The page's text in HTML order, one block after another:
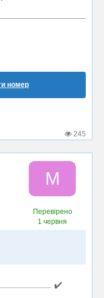
номер
245
М
Перевірено
1 червня
✔️